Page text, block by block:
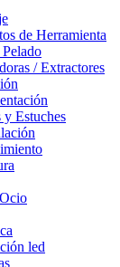
de Herramienta
/ Extractores
y Estuches
led